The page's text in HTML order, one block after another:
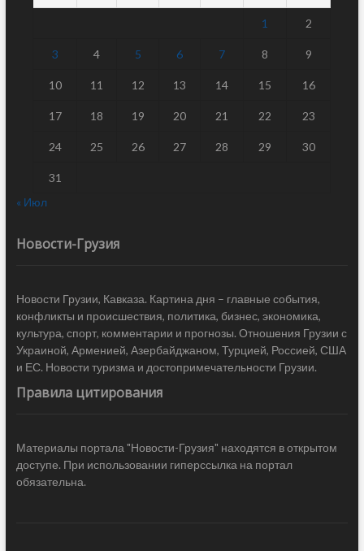
1 2
3 4 5 6 7 8 9
10 11 12 13 14 15 16
17 18 19 20 21 22 23
24 25 26 27 28 29 30
31
« Июл
Новости-Грузия
Новости Грузии, Кавказа. Картина дня – главные события,
конфликты и происшествия, политика, бизнес, экономика,
культура, спорт, комментарии и прогнозы. Отношения Грузии с
Украиной, Арменией, Азербайджаном, Турцией, Россией, США
и ЕС. Новости туризма и достопримечательности Грузии.
Правила цитирования
Материалы портала "Новости-Грузия" находятся в открытом
доступе. При использовании гиперссылка на портал
обязательна.